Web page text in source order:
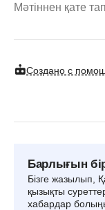
Мәтіннен қате
Создано с
Барлығын
Бізге жазылып,
қызықты
хабардар